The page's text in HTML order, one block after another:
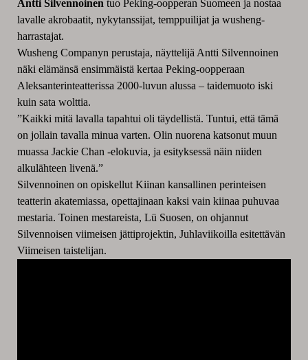
Antti Silvennoinen tuo Peking-oopperan Suomeen ja nostaa
lavalle akrobaatit, nykytanssijat, temppuilijat ja wusheng-
harrastajat.
Wusheng Companyn perustaja, näyttelijä Antti Silvennoinen
näki elämänsä ensimmäistä kertaa Peking-oopperaan
Aleksanterinteatterissa 2000-luvun alussa – taidemuoto iski
kuin sata wolttia.
”Kaikki mitä lavalla tapahtui oli täydellistä. Tuntui, että tämä
on jollain tavalla minua varten. Olin nuorena katsonut muun
muassa Jackie Chan -elokuvia, ja esityksessä näin niiden
alkulähteen livenä.”
Silvennoinen on opiskellut Kiinan kansallinen perinteisen
teatterin akatemiassa, opettajinaan kaksi vain kiinaa puhuvaa
mestaria. Toinen mestareista, Lü Suosen, on ohjannut
Silvennoisen viimeisen jättiprojektin, Juhlaviikoilla esitettävän
Viimeisen taistelijan.